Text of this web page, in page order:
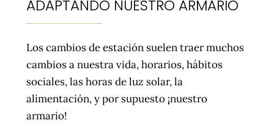
ADAPTANDO NUESTRO ARMARIO
Los cambios de estación suelen traer muchos
cambios a nuestra vida, horarios, hábitos
sociales, las horas de luz solar, la
alimentación, y por supuesto ¡nuestro
armario!